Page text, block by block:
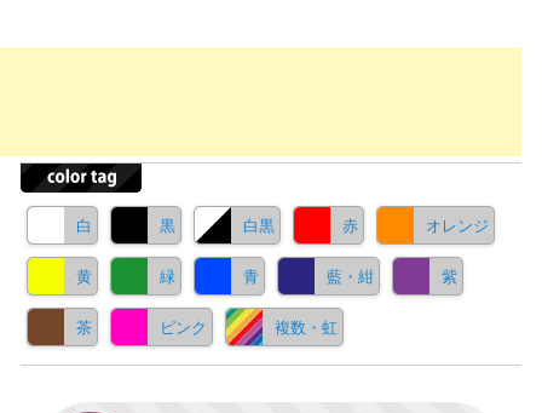
白 黒 白黒 赤 オレンジ
黄 緑 青 藍・紺 紫
茶 ピンク 複数・虹